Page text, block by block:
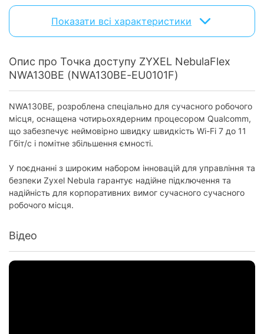
Тип розміщення: внутрішній
Монтаж:
настінний /
Порти
Порти керування:
є
Кількість USB портів:
без USB портів
Загальна кількість портів:
2
Fast Ethernet (10/100 Мбіт/с):
Gigabit Ethernet (10/100/1000 Мбіт/с):
відсутній
Gigabit Ethernet (10/100/1000/2500
Мбіт/с):
2
Антени
Показати всі характеристики
Опис про Точка доступу ZYXEL NebulaFlex
NWA130BE (NWA130BE-EU0101F)
NWA130BE, розроблена спеціально для сучасного робочого
місця, оснащена чотирьохядерним процесором Qualcomm,
що забезпечує неймовірно швидку швидкість Wi-Fi 7 до 11
Гбіт/с і помітне збільшення ємності.
У поєднанні з широким набором інновацій для управління та
безпеки Zyxel Nebula гарантує надійне підключення та
надійність для корпоративних вимог сучасного сучасного
робочого місця.
Відео